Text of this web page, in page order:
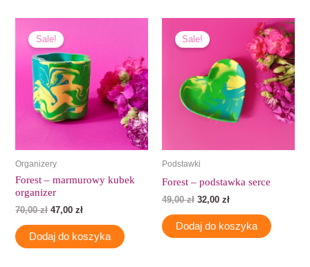
Sale!
Organizery
Forest – marmurowy kubek
organizer
70,00zł
cena
wynosiła:
70,00 zł.
47,00zł
47,00 zł.
Dodaj do koszyka
Sale!
Podstawki
Forest – podstawka serce
49,00zł
cena
wynosiła:
49,00 zł.
32,00 zł
Aktualna
wynosi:
32,00 zł.
Dodaj do koszyka